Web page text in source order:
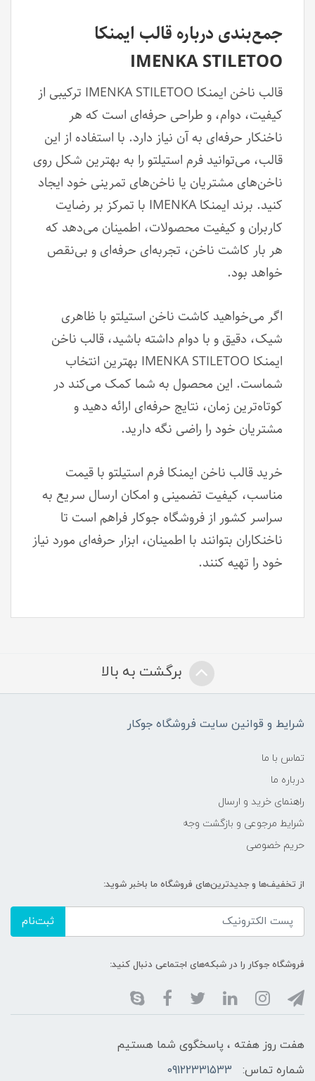
جمع‌بندی درباره قالب ایمنکا
IMENKA STILETOO
قالب ناخن ایمنکا IMENKA STILETOO ترکیبی از
کیفیت، دوام، و طراحی حرفه‌ای است که هر
ناخنکار حرفه‌ای به آن نیاز دارد. با استفاده از این
قالب، می‌توانید فرم استیلتو را به بهترین شکل روی
ناخن‌های مشتریان یا ناخن‌های تمرینی خود ایجاد
کنید. برند ایمنکا IMENKA با تمرکز بر رضایت
کاربران و کیفیت محصولات، اطمینان می‌دهد که
هر بار کاشت ناخن، تجربه‌ای حرفه‌ای و بی‌نقص
خواهد بود.
اگر می‌خواهید کاشت ناخن استیلتو با ظاهری
شیک، دقیق و با دوام داشته باشید، قالب ناخن
ایمنکا IMENKA STILETOO بهترین انتخاب
شماست. این محصول به شما کمک می‌کند در
کوتاه‌ترین زمان، نتایج حرفه‌ای ارائه دهید و
مشتریان خود را راضی نگه دارید.
خرید قالب ناخن ایمنکا فرم استیلتو با قیمت
مناسب، کیفیت تضمینی و امکان ارسال سریع به
سراسر کشور از فروشگاه جوکار فراهم است تا
ناخنکاران بتوانند با اطمینان، ابزار حرفه‌ای مورد نیاز
خود را تهیه کنند.
برگشت به بالا
شرایط و قوانین سایت فروشگاه جوکار
تماس با ما
درباره ما
راهنمای خرید و ارسال
شرایط مرجوعی و بازگشت وجه
حریم خصوصی
از تخفیف‌ها و جدیدترین‌های فروشگاه ما باخبر شوید:
ثبت‌نام
فروشگاه جوکار را در شبکه‌های اجتماعی دنبال کنید:
هفت روز هفته ، پاسخگوی شما هستیم
شماره تماس:
09122331533